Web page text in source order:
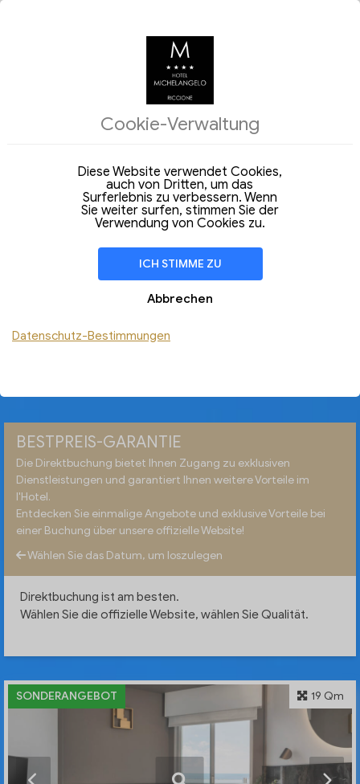
Abfahrt
08
Aufenthalt von
BESTPREIS-GARANTIE
Die Direktbuchung bietet Ihnen Zugang zu exklusiven
Dienstleistungen und garantiert Ihnen weitere Vorteile im
l'Hotel.
Entdecken Sie einmalige Angebote und exklusive Vorteile bei
einer Buchung über unsere offizielle Website!
Wählen Sie das Datum, um loszulegen
Direktbuchung ist am besten.
Wählen Sie die offizielle Website, wählen Sie Qualität.
19 Qm
SONDERANGEBOT
Cookie-Verwaltung
Diese Website verwendet Cookies,
auch von Dritten, um das
Surferlebnis zu verbessern. Wenn
Sie weiter surfen, stimmen Sie der
Verwendung von Cookies zu.
ICH STIMME ZU
Abbrechen
Datenschutz-Bestimmungen